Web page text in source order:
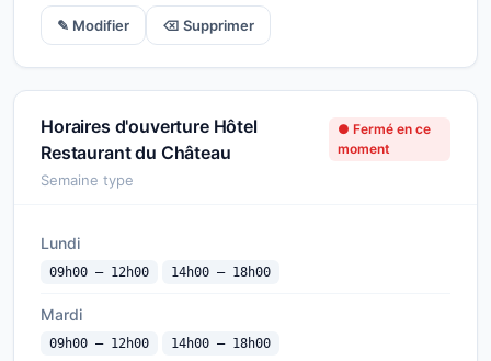
✎ Modifier ⌫ Supprimer
Horaires d'ouverture Hôtel
Restaurant du Château
● Fermé en ce
moment
Semaine type
Lundi
09h00 — 12h00 14h00 — 18h00
Mardi
09h00 — 12h00 14h00 — 18h00